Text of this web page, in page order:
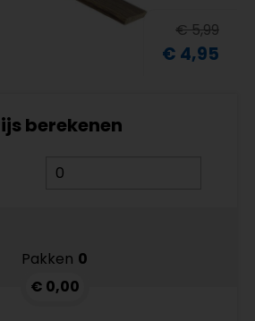
€ 5,99
€ 4,95
berekenen
Pakken 0
€ 0,00